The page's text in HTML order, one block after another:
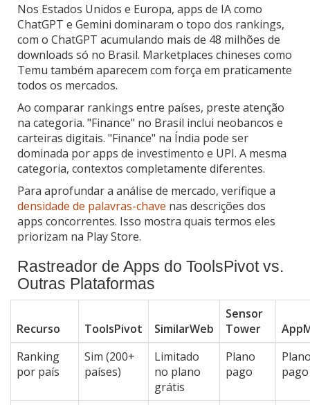
Nos Estados Unidos e Europa, apps de IA como
ChatGPT e Gemini dominaram o topo dos rankings,
com o ChatGPT acumulando mais de 48 milhões de
downloads só no Brasil. Marketplaces chineses como
Temu também aparecem com força em praticamente
todos os mercados.
Ao comparar rankings entre países, preste atenção
na categoria. "Finance" no Brasil inclui neobancos e
carteiras digitais. "Finance" na Índia pode ser
dominada por apps de investimento e UPI. A mesma
categoria, contextos completamente diferentes.
Para aprofundar a análise de mercado, verifique a
densidade de palavras-chave nas descrições dos
apps concorrentes. Isso mostra quais termos eles
priorizam na Play Store.
Rastreador de Apps do ToolsPivot vs.
Outras Plataformas
Recurso ToolsPivot SimilarWeb
Sensor
Tower
Ranking
por país
Sim (200+
países)
Limitado
no plano
grátis
Plano
pago
pago